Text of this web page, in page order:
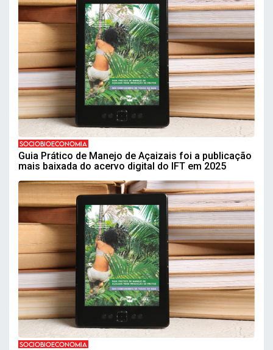
SOCIOBIOECONOMIA
Guia Prático de Manejo de Açaizais foi a publicação
mais baixada do acervo digital do IFT em 2025
SOCIOBIOECONOMIA